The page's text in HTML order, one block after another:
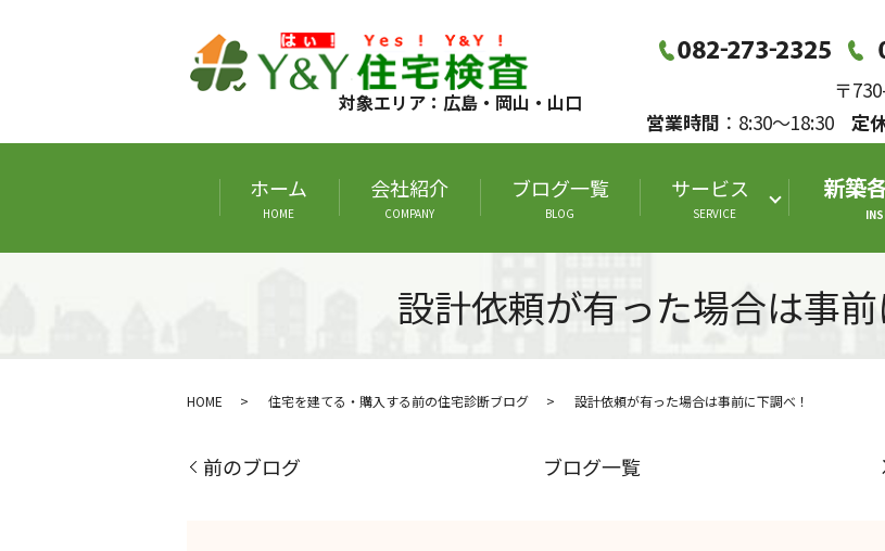
対象エリア：広島・岡山・山口
〒
営業時間 ：8:30～18:30 定
ホーム
HOME
会社紹介
COMPANY
ブログ一覧
BLOG
サービス
SERVICE
新築
設計依頼が有った場合は事前
HOME 住宅を建てる・購入する前の住宅診断ブログ 設計依頼が有った場合は事前に下調べ！
前のブログ ブログ一覧